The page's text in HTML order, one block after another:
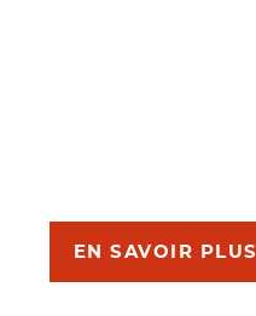
EN SAVOIR PLUS